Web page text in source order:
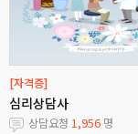
[자격증]
심리상담사
상담요청 1,956 명